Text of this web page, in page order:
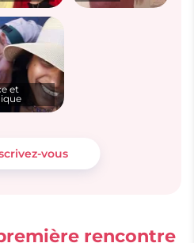
et
vous
rencontre